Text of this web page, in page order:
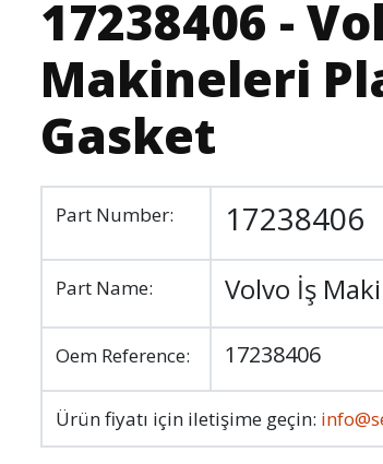
17238406 -
Makineleri
Gasket
Part Number: 17238406
Part Name: Volvo İş
Oem Reference: 17238406
Ürün fiyatı için iletişime geçin: